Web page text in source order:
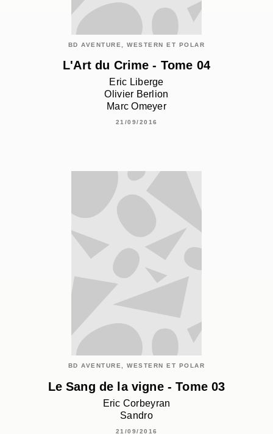
BD AVENTURE, WESTERN ET POLAR
L'Art du Crime - Tome 04
Eric Liberge
Olivier Berlion
Marc Omeyer
21/09/2016
BD AVENTURE, WESTERN ET POLAR
Le Sang de la vigne - Tome 03
Eric Corbeyran
Sandro
21/09/2016